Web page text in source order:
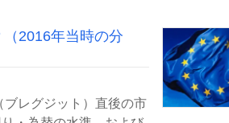
2016年当時の分
レグジット）直後の市